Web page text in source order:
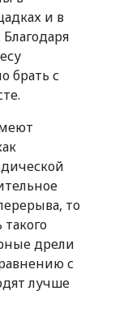
и в
брать с
то
дрели
с
лучше